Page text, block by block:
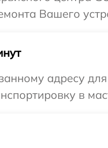
Вашего
адресу
в